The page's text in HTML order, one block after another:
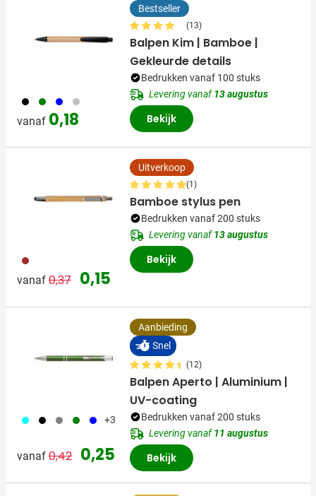
001 004 005 032
vanaf 0,18
Bestseller
(13)
Balpen Kim | Bamboe |
Gekleurde details
Bedrukken vanaf 100 stuks
Levering vanaf13 augustus
Bekijk
011
vanaf Normale prijs
0,37 Speciale prijs
0,15
Uitverkoop
(1)
Bamboe stylus pen
Bedrukken vanaf 200 stuks
Levering vanaf13 augustus
Bekijk
166 001 003 004 005 +3
vanaf Normale prijs
0,42 Speciale prijs
0,25
Aanbieding
Snel
(12)
Balpen Aperto | Aluminium |
UV-coating
Bedrukken vanaf 200 stuks
Levering vanaf11 augustus
Bekijk